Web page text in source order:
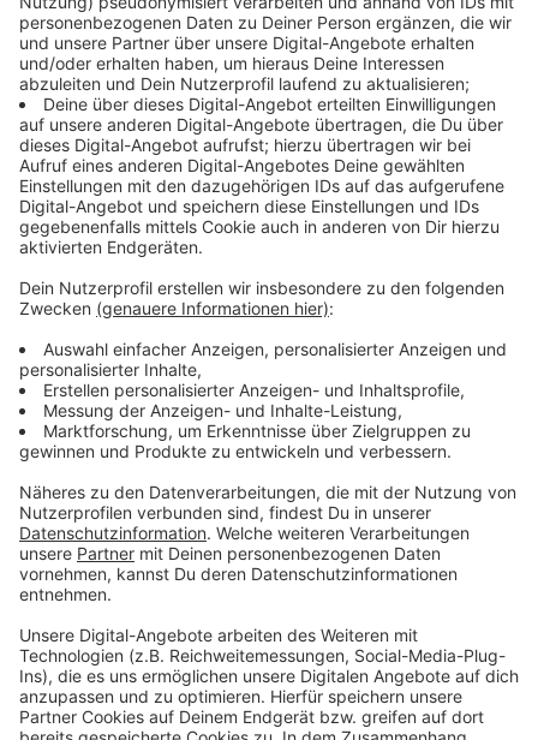
Lesenacht statt. Hier können Familien
zusammenkommen und spannenden Geschichten
lauschen. Es gibt aber auch Mitmachaktionen und
Workshops. Die Lesenacht findet in der Friedenskirche
statt und startet um 18 Uhr. Morgen startet in
Leverkusen dann auch die interkulturelle Woche. In
den kommenden Tagen kann man zu Aufführungen
gehen, man kann gemeinsam Frühstücken oder auch
bei verschiedenen „Tag der offenen Türen“
vorbeischauen. Und auch morgen: Im Sensenhammer
steht eine Queen und Supertramp Akustik-Coverband
Anzeige
Anzeige
Leverkusen: Planung für Feuerwache in Opladen soll
YouFin: Neues Zentrum für junge Finanzberatung in
Leverkusen